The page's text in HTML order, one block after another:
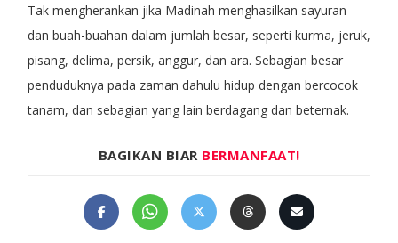
Tak mengherankan jika Madinah menghasilkan sayuran
dan buah-buahan dalam jumlah besar, seperti kurma, jeruk,
pisang, delima, persik, anggur, dan ara. Sebagian besar
penduduknya pada zaman dahulu hidup dengan bercocok
tanam, dan sebagian yang lain berdagang dan beternak.
BAGIKAN BIAR BERMANFAAT!